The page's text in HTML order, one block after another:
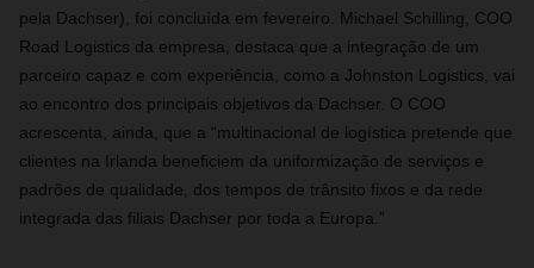
pela Dachser), foi concluída em fevereiro. Michael Schilling, COO
Road Logistics da empresa, destaca que a integração de um
parceiro capaz e com experiência, como a Johnston Logistics, vai
ao encontro dos principais objetivos da Dachser. O COO
acrescenta, ainda, que a “multinacional de logística pretende que
clientes na Irlanda beneficiem da uniformização de serviços e
padrões de qualidade, dos tempos de trânsito fixos e da rede
integrada das filiais Dachser por toda a Europa.”